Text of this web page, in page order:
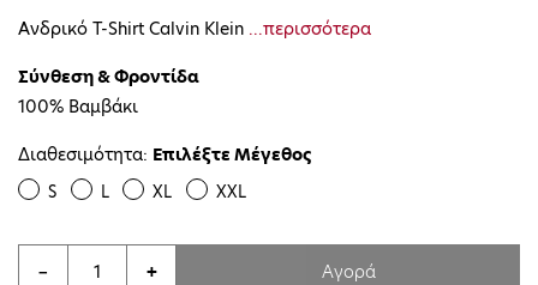
Ανδρικό T-Shirt Calvin Klein ...περισσότερα
Σύνθεση & Φροντίδα
100% Βαμβάκι
Διαθεσιμότητα: Επιλέξτε Μέγεθος
S L XL XXL
− + Αγορά